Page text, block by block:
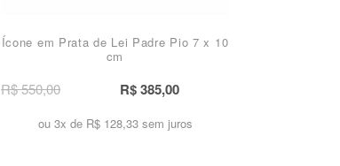
Ícone em Prata de Lei Padre Pio 7 x 10
cm
R$ 550,00 R$ 385,00
ou 3x de R$ 128,33 sem juros